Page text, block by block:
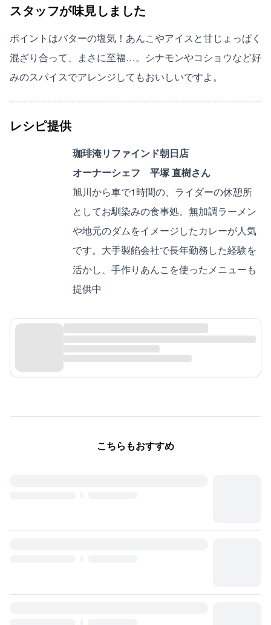
スタッフが味見しました
ポイントはバターの塩気！あんこやアイスと甘じょっぱく
混ざり合って、まさに至福…。シナモンやコショウなど好
みのスパイスでアレンジしてもおいしいですよ。
レシピ提供
珈琲淹リファインド朝日店
オーナーシェフ 平塚 直樹さん
旭川から車で1時間の、ライダーの休憩所
としてお馴染みの食事処。無加調ラーメン
や地元のダムをイメージしたカレーが人気
です。大手製餡会社で長年勤務した経験を
活かし、手作りあんこを使ったメニューも
提供中
こちらもおすすめ